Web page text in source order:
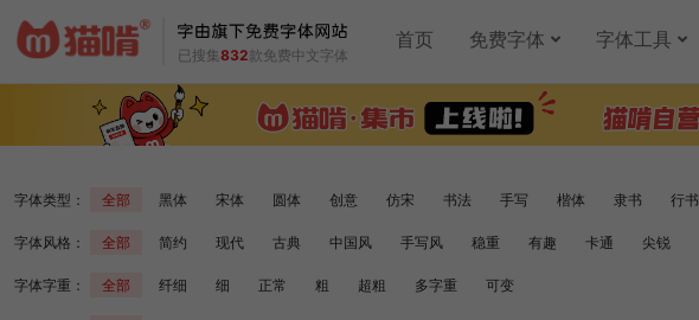
已搜集832款免费中文字体
首页 免费字体 字体工具
字体类型： 全部 黑体 宋体 圆体 创意 仿宋 书法 手写 楷体 隶书 行书
字体风格： 全部 简约 现代 古典 中国风 手写风 稳重 有趣 卡通 尖锐
字体字重： 全部 纤细 细 正常 粗 超粗 多字重 可变